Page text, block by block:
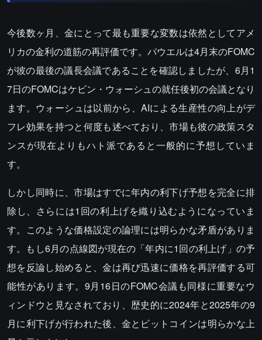
今後数ヶ月、金にとって最も重要な変数は依然としてアメ
リカの金利の道筋の再評価です。パウエルは4月末のFOMC
が彼の最後の議長会議であることを確認しましたが、6月1
7日のFOMCはケビン・ウォーシュの就任後初の会議となり
ます。ウォーシュは以前から、AIによる生産性の向上がデ
フレ効果を持つと何度も述べており、市場も彼の政策スタ
ンスが現在よりもハト派であると一般的に予想していま
す。
しかし同時に、市場はすでに年内の利下げ予想を完全に排
除し、さらには1回の利上げを織り込むようになっていま
す。このような価格設定の論理には明らかな矛盾がありま
す。もし6月の点線図が現在の「年内に1回の利上げ」の予
想を反論し始めると、金は再び迅速に価格を再評価する可
能性があります。9月16日のFOMC会議も同様に重要なウ
ィンドウと見なされており、歴史的に2024年と2025年の9
月に利下げが行われた後、金とビットコインは明らかな上